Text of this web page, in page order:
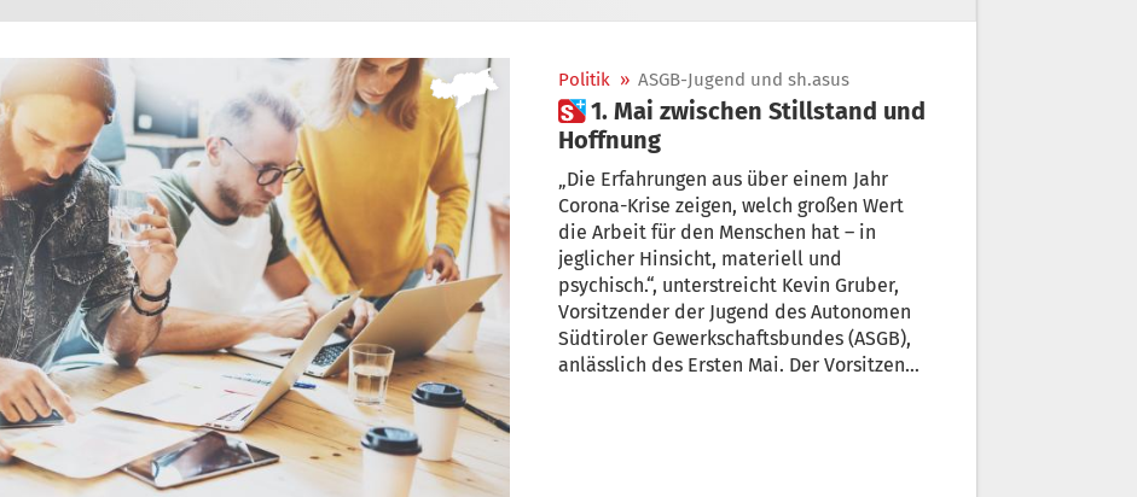
Politik » ASGB-Jugend und sh.asus
 1. Mai zwischen Stillstand und
Hoffnung
„Die Erfahrungen aus über einem Jahr
Corona-Krise zeigen, welch großen Wert
die Arbeit für den Menschen hat – in
jeglicher Hinsicht, materiell und
psychisch.“, unterstreicht Kevin Gruber,
Vorsitzender der Jugend des Autonomen
Südtiroler Gewerkschaftsbundes (ASGB),
anlässlich des Ersten Mai. Der Vorsitzende